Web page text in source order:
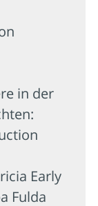
in der
Early
Fulda